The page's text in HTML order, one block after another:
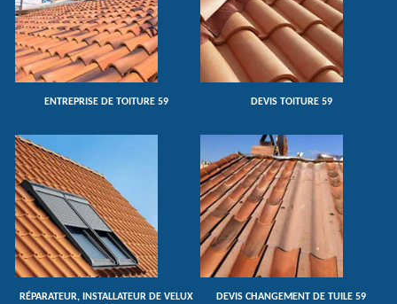
ENTREPRISE DE TOITURE 59 DEVIS TOITURE 59
RÉPARATEUR, INSTALLATEUR DE VELUX
DEVIS CHANGEMENT DE TUILE 59